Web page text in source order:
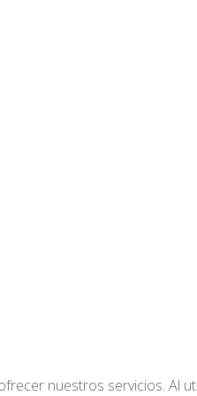
nuestros servicios. Al